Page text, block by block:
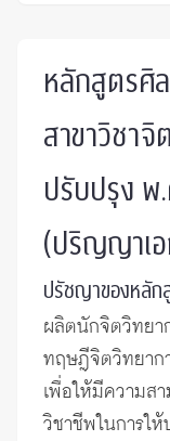
หลักสูตรศิ
สาขาวิชา
ปรับปรุง พ
(ปริญญาเ
ปรัชญาของหลัก
ผลิตนักจิตวิทยา
ทฤษฎีจิตวิทยาก
เพื่อให้มีความส
วิชาชีพในการใ